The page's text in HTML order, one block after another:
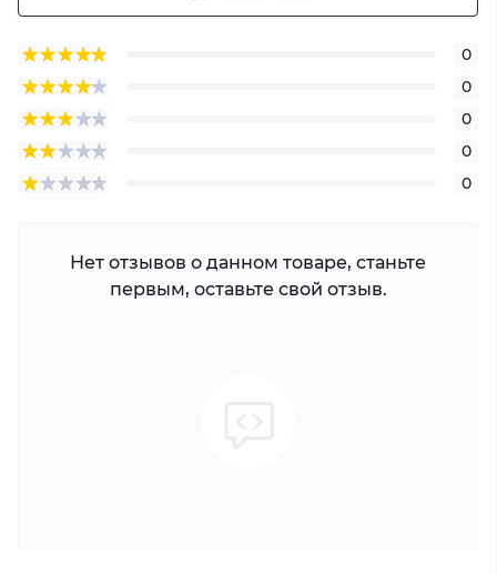
0
0
0
0
0
Нет отзывов о данном товаре, станьте
первым, оставьте свой отзыв.